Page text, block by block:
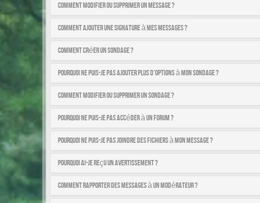
Comment modifier ou supprimer un message ?
Comment ajouter une signature à mes messages ?
Comment créer un sondage ?
Pourquoi ne puis-je pas ajouter plus d’options à mon sondage ?
Comment modifier ou supprimer un sondage ?
Pourquoi ne puis-je pas accéder à un forum ?
Pourquoi ne puis-je pas joindre des fichiers à mon message ?
Pourquoi ai-je reçu un avertissement ?
Comment rapporter des messages à un modérateur ?